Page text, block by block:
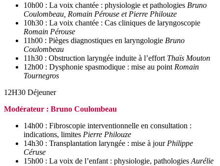
10h00 : La voix chantée : physiologie et pathologies Bruno
Coulombeau, Romain Pérouse et Pierre Philouze
10h30 : La voix chantée : Cas cliniques de laryngoscopie
Romain Pérouse
11h00 : Pièges diagnostiques en laryngologie Bruno
Coulombeau
11h30 : Obstruction laryngée induite à l’effort Thaïs Mouton
12h00 : Dysphonie spasmodique : mise au point Romain
Tournegros
12H30 Déjeuner
Modérateur : Bruno Coulombeau
14h00 : Fibroscopie interventionnelle en consultation :
indications, limites Pierre Philouze
14h30 : Transplantation laryngée : mise à jour Philippe
Céruse
15h00 : La voix de l’enfant : physiologie, pathologies Aurélie